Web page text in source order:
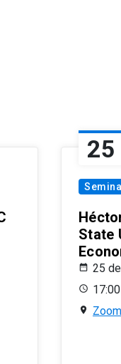
25
State
25
17:00
Zoom